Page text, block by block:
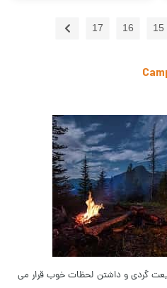
15
16
17
گردی و داشتن لحظات خوب قرار می